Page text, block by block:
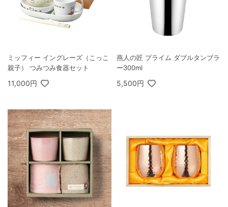
ミッフィー イングレーズ（こっこ
親子） つみつみ食器セット
11,000円
燕人の匠 プライム ダブルタンブラ
ー300ml
5,500円